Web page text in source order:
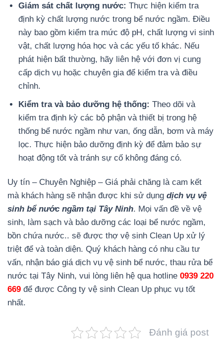
Giám sát chất lượng nước: Thực hiện kiểm tra
định kỳ chất lượng nước trong bể nước ngầm. Điều
này bao gồm kiểm tra mức độ pH, chất lượng vi sinh
vật, chất lượng hóa học và các yếu tố khác. Nếu
phát hiện bất thường, hãy liên hệ với đơn vị cung
cấp dịch vụ hoặc chuyên gia để kiểm tra và điều
chỉnh.
Kiểm tra và bảo dưỡng hệ thống: Theo dõi và
kiểm tra định kỳ các bộ phận và thiết bị trong hệ
thống bể nước ngầm như van, ống dẫn, bơm và máy
lọc. Thực hiện bảo dưỡng định kỳ để đảm bảo sự
hoạt động tốt và tránh sự cố không đáng có.
Uy tín – Chuyên Nghiệp – Giá phải chăng là cam kết
mà khách hàng sẽ nhận được khi sử dụng dịch vụ vệ
sinh bể nước ngầm tại Tây Ninh. Mọi vấn đề về vệ
sinh, làm sạch và bảo dưỡng các loại bể nước ngầm,
bồn chứa nước.. sẽ được thợ vệ sinh Clean Up xử lý
triệt để và toàn diện. Quý khách hàng có nhu cầu tư
vấn, nhận báo giá dịch vụ vệ sinh bể nước, thau rửa bể
nước tại Tây Ninh, vui lòng liên hệ qua hotline 0939 220
669 để được Công ty vệ sinh Clean Up phục vụ tốt
nhất.
Đánh giá post